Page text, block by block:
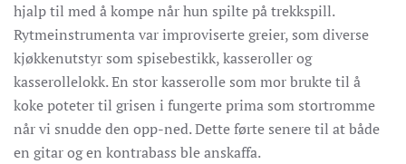
hjalp til med å kompe når hun spilte på trekkspill.
Rytmeinstrumenta var improviserte greier, som diverse
kjøkkenutstyr som spisebestikk, kasseroller og
kasserollelokk. En stor kasserolle som mor brukte til å
koke poteter til grisen i fungerte prima som stortromme
når vi snudde den opp-ned. Dette førte senere til at både
en gitar og en kontrabass ble anskaffa.